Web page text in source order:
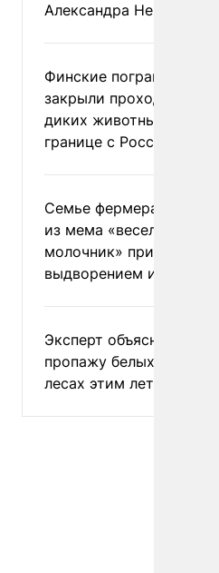
Александра Невзорова
Финские пограничники
закрыли проходы для
диких животных на
границе с Россией
Семье фермера
из мема «веселый
молочник» пригрозили
выдворением из
Эксперт объяснил
пропажу белых грибов
лесах этим летом